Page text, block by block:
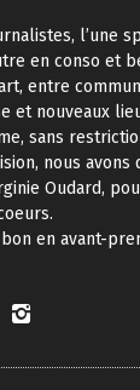
l’une
en conso et
entre
et nouveaux
sans
nous avons
Oudard,
en avant-